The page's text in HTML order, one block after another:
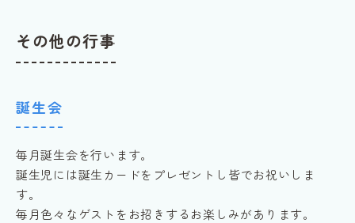
その他の行事
誕生会
毎月誕生会を行います。
誕生児には誕生カードをプレゼントし皆でお祝いしま
す。
毎月色々なゲストをお招きするお楽しみがあります。